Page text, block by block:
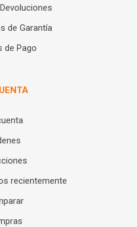
de Garantía
de Pago
recientemente